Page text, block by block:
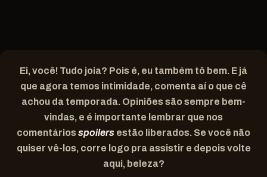
Ei, você! Tudo joia? Pois é, eu também tô bem. E já
que agora temos intimidade, comenta aí o que cê
achou da temporada. Opiniões são sempre bem-
vindas, e é importante lembrar que nos
comentáriosspoilers estão liberados. Se você não
quiser vê-los, corre logo pra assistir e depois volte
aqui, beleza?